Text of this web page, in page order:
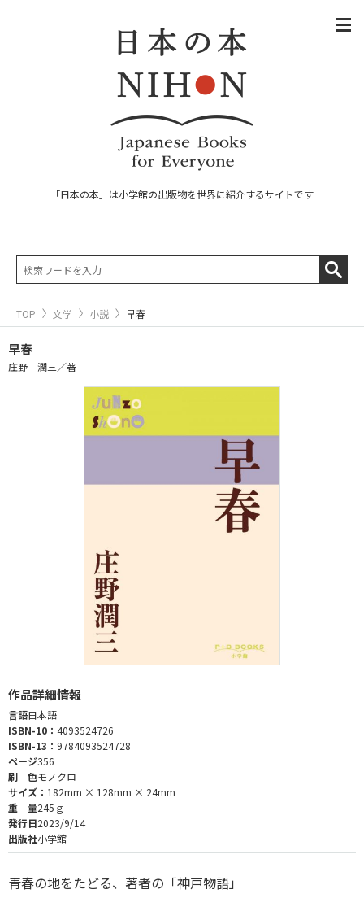
「日本の本」は小学館の出版物を世界に紹介するサイトです
TOP 文学 小説 早春
早春
庄野 潤三／著
作品詳細情報
言語日本語
ISBN-10： 4093524726
ISBN-13： 9784093524728
ページ356
刷 色モノクロ
サイズ： 182mm × 128mm × 24mm
重 量245ｇ
発行日2023/9/14
出版社小学館
青春の地をたどる、著者の「神戸物語」